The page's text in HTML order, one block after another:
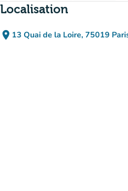
Localisation
place 13 Quai de la Loire, 75019
(ouvrir dans
(nouvel